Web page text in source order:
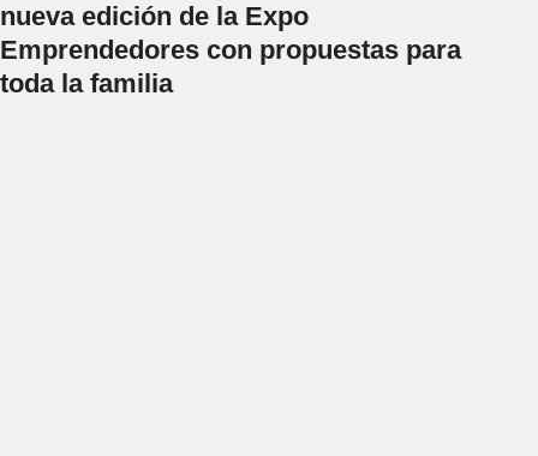
nueva edición de la Expo
Emprendedores con propuestas para
toda la familia